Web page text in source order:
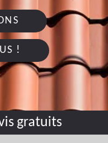
!
gratuits